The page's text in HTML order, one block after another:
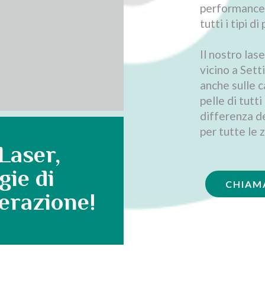
di
tutti i tipi di
Il nostro
vicino a
anche sulle
pelle di tutti
differenza
per tutte le